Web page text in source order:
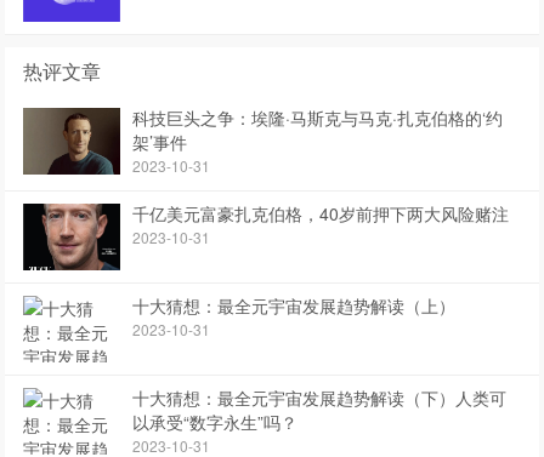
热评文章
科技巨头之争：埃隆·马斯克与马克·扎克伯格的‘约
架’事件
2023-10-31
千亿美元富豪扎克伯格，40岁前押下两大风险赌注
2023-10-31
十大猜想：最全元宇宙发展趋势解读（上）
2023-10-31
十大猜想：最全元宇宙发展趋势解读（下）人类可
以承受“数字永生”吗？
2023-10-31